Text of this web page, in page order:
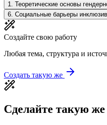
1. Теоретические основы
6. Социальные барьеры
Создайте свою работу
Любая тема, структура и
Создать такую же
Сделайте такую